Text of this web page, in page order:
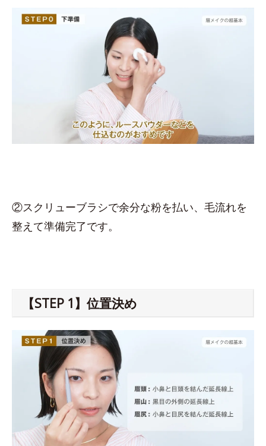
②スクリューブラシで余分な粉を払い、毛流れを
整えて準備完了です。
【STEP 1】位置決め